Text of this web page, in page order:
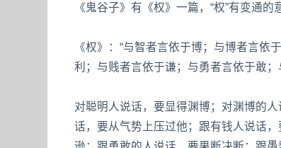
《鬼谷子》有《权》一篇，“权”有变通的
《权》：“与智者言依于博；与博者言
利；与贱者言依于谦；与勇者言依于敢；
对聪明人说话，要显得渊博；对渊博的
话，要从气势上压过他；跟有钱人说话